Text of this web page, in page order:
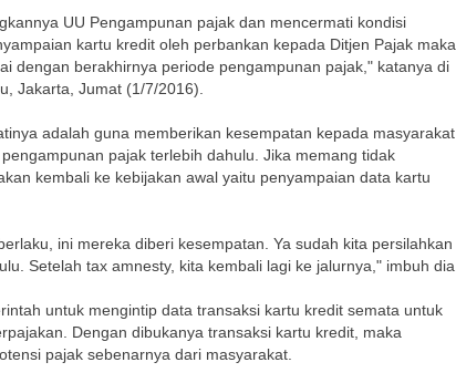
UU Pengampunan pajak dan mencermati kondisi
kartu kredit oleh perbankan kepada Ditjen Pajak maka
dengan berakhirnya periode pengampunan pajak," katanya di
Jakarta, Jumat (1/7/2016).
adalah guna memberikan kesempatan kepada masyarakat
pajak terlebih dahulu. Jika memang tidak
kembali ke kebijakan awal yaitu penyampaian data kartu
ini mereka diberi kesempatan. Ya sudah kita persilahkan
Setelah tax amnesty, kita kembali lagi ke jalurnya," imbuh dia.
untuk mengintip data transaksi kartu kredit semata untuk
Dengan dibukanya transaksi kartu kredit, maka
pajak sebenarnya dari masyarakat.